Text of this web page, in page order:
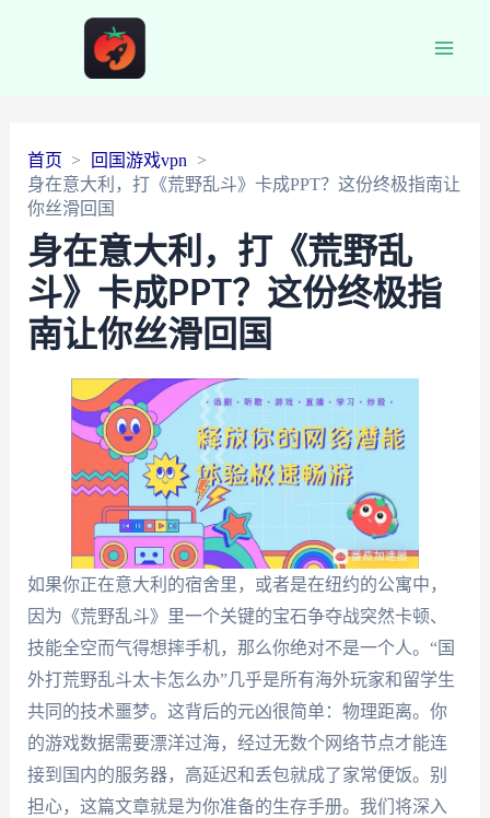
首页
回国游戏vpn
身在意大利，打《荒野乱斗》卡成PPT？这份终极指南让
你丝滑回国
身在意大利，打《荒野乱
斗》卡成PPT？这份终极指
南让你丝滑回国
如果你正在意大利的宿舍里，或者是在纽约的公寓中，
因为《荒野乱斗》里一个关键的宝石争夺战突然卡顿、
技能全空而气得想摔手机，那么你绝对不是一个人。“国
外打荒野乱斗太卡怎么办”几乎是所有海外玩家和留学生
共同的技术噩梦。这背后的元凶很简单：物理距离。你
的游戏数据需要漂洋过海，经过无数个网络节点才能连
接到国内的服务器，高延迟和丢包就成了家常便饭。别
担心，这篇文章就是为你准备的生存手册。我们将深入